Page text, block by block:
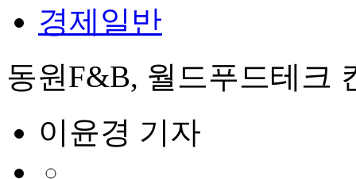
경제일반
동원F&B, 월드푸드테크
이윤경 기자